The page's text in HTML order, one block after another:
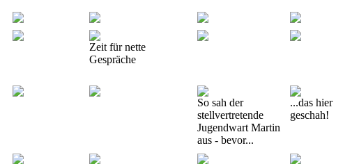
Zeit für nette
Gespräche
So sah der
stellvertretende
Jugendwart Martin
aus - bevor...
...das hier
geschah!